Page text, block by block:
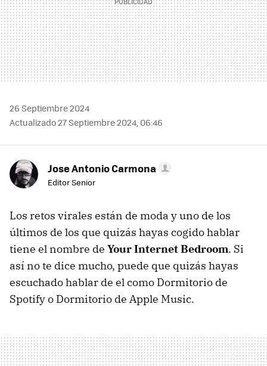
26 Septiembre 2024
Actualizado 27 Septiembre 2024, 06:46
Jose Antonio Carmona
Editor Senior
Los retos virales están de moda y uno de los
últimos de los que quizás hayas cogido hablar
tiene el nombre de Your Internet Bedroom. Si
así no te dice mucho, puede que quizás hayas
escuchado hablar de el como Dormitorio de
Spotify o Dormitorio de Apple Music.